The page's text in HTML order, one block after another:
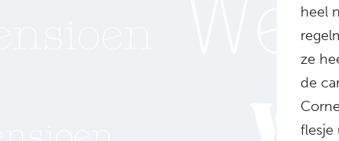
heel
ze
de
flesje